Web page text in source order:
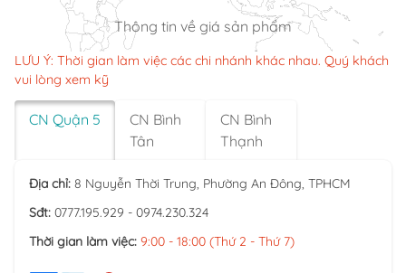
Thông tin về giá sản phẩm
LƯU Ý: Thời gian làm việc các chi nhánh khác nhau. Quý khách
vui lòng xem kỹ
CN Quận 5
CN Bình
Tân
CN Bình
Thạnh
Địa chỉ: 8 Nguyễn Thời Trung, Phường An Đông, TPHCM
Sđt: 0777.195.929 - 0974.230.324
Thời gian làm việc: 9:00 - 18:00 (Thứ 2 - Thứ 7)